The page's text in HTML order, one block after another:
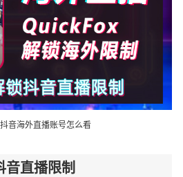
音海外直播账号怎么看
音直播限制